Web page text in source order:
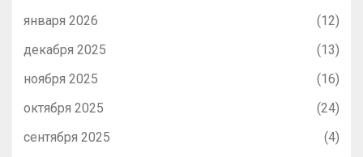
января 2026
(12)
декабря 2025
(13)
ноября 2025
(16)
октября 2025
(24)
сентября 2025
(4)